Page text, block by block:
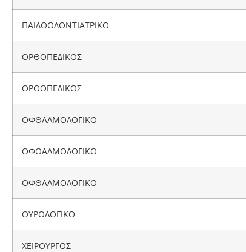
ΠΑΙΔΟΟΔΟΝΤΙΑΤΡΙΚΟ
ΟΡΘΟΠΕΔΙΚΟΣ
ΟΡΘΟΠΕΔΙΚΟΣ
ΟΦΘΑΛΜΟΛΟΓΙΚΟ
ΟΦΘΑΛΜΟΛΟΓΙΚΟ
ΟΦΘΑΛΜΟΛΟΓΙΚΟ
ΟΥΡΟΛΟΓΙΚΟ
ΧΕΙΡΟΥΡΓΟΣ